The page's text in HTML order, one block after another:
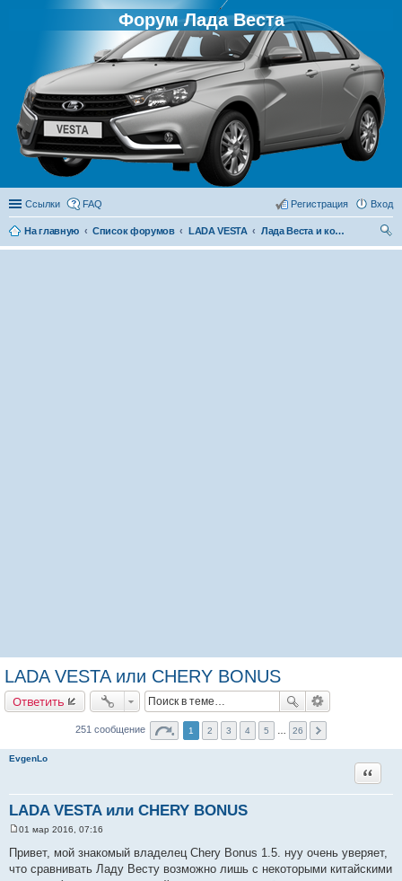
Форум Лада Веста
Ссылки FAQ Вход
Регистрация
На главную Список форумов LADA VESTA
Лада Веста и конкуренты
ои
LADA VESTA или CHERY BONUS
Ответить
251 сообщение 1 2 3 4 5 26
EvgenLo
LADA VESTA или CHERY BONUS
Цитата
о
б
01 мар 2016, 07:16
Привет, мой знакомый владелец Chery Bonus 1.5. нуу очень уверяет,
что сравнивать Ладу Весту возможно лишь с некоторыми китайскими